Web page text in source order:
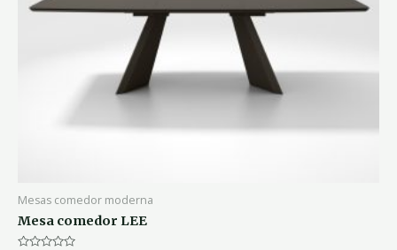
Mesas comedor moderna
Mesa comedor LEE